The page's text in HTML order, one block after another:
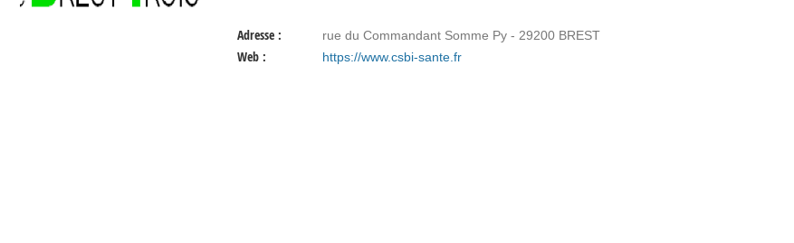
Adresse : rue du Commandant Somme Py - 29200 BREST
Web : https://www.csbi-sante.fr